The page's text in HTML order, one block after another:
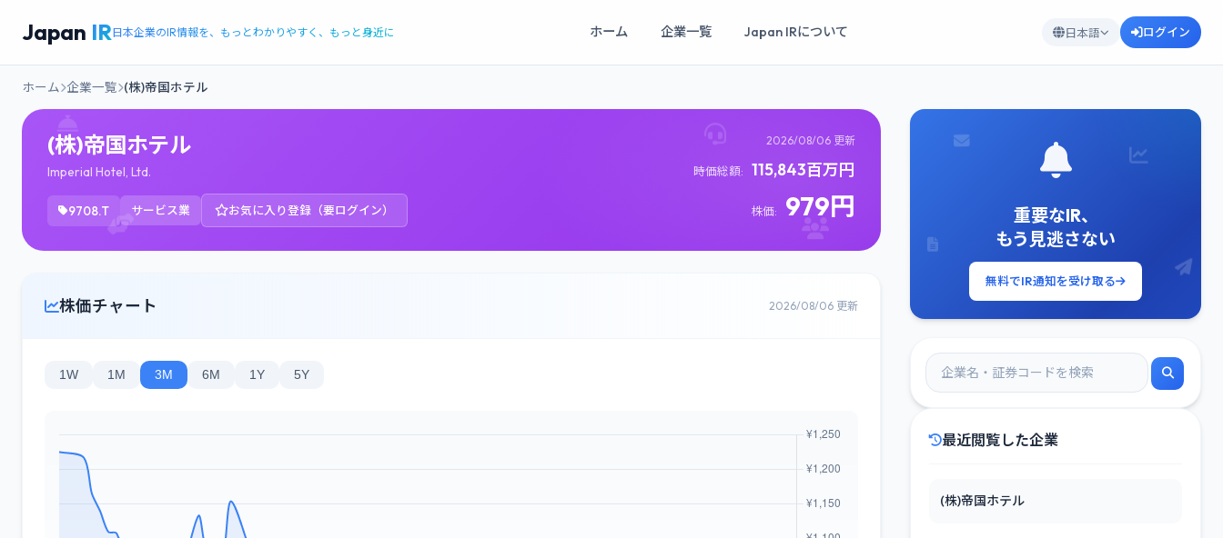
Japan IR日本企業のIR情報を、もっとわかりやすく、もっと身近に ホーム 企業一覧 Japan IRについて 日本語 ログイン
ホーム 企業一覧 (株)帝国ホテル
(株)帝国ホテル
Imperial Hotel, Ltd.
9708.T サービス業 お気に入り登録（要ログイン）
2026/08/06 更新
時価総額: 115,843百万円
株価: 979円
株価チャート 2026/08/06 更新
1W 1M 3M 6M 1Y 5Y
重要なIR、
もう見逃さない
無料でIR通知を受け取る
最近閲覧した企業
(株)帝国ホテル